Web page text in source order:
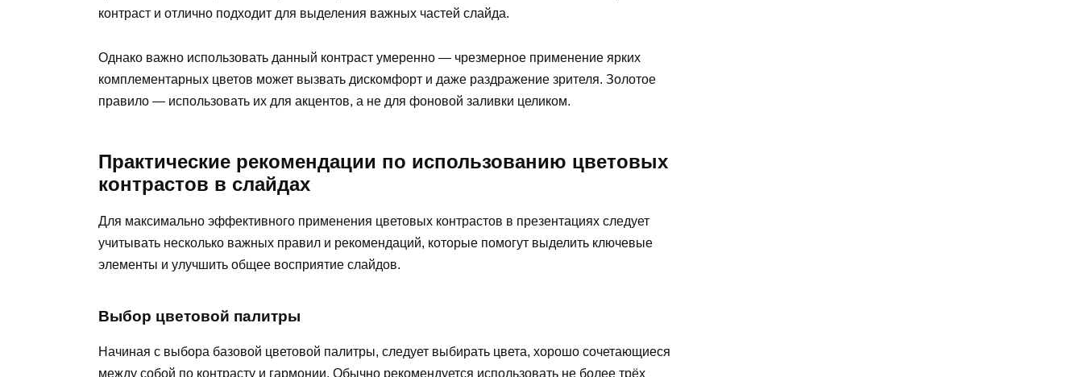
контраст и отлично подходит для выделения важных частей слайда.
Однако важно использовать данный контраст умеренно — чрезмерное применение ярких
комплементарных цветов может вызвать дискомфорт и даже раздражение зрителя. Золотое
правило — использовать их для акцентов, а не для фоновой заливки целиком.
Практические рекомендации по использованию цветовых
контрастов в слайдах
Для максимально эффективного применения цветовых контрастов в презентациях следует
учитывать несколько важных правил и рекомендаций, которые помогут выделить ключевые
элементы и улучшить общее восприятие слайдов.
Выбор цветовой палитры
Начиная с выбора базовой цветовой палитры, следует выбирать цвета, хорошо сочетающиеся
между собой по контрасту и гармонии. Обычно рекомендуется использовать не более трёх